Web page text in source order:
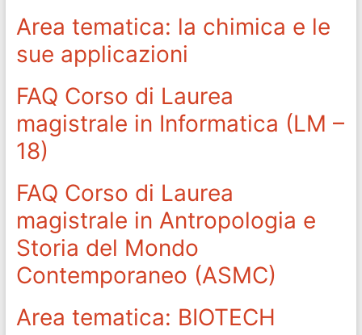
Area tematica: la chimica e le
sue applicazioni
FAQ Corso di Laurea
magistrale in Informatica (LM –
18)
FAQ Corso di Laurea
magistrale in Antropologia e
Storia del Mondo
Contemporaneo (ASMC)
Area tematica: BIOTECH